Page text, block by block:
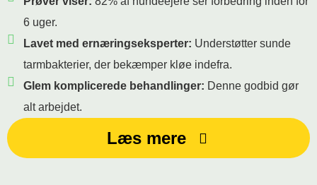
6 uger.
Lavet med ernæringseksperter: Understøtter sunde
tarmbakterier, der bekæmper kløe indefra.
Glem komplicerede behandlinger: Denne godbid gør
alt arbejdet.
Læs mere